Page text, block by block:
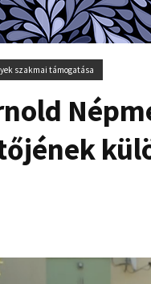
szakmai támogatása